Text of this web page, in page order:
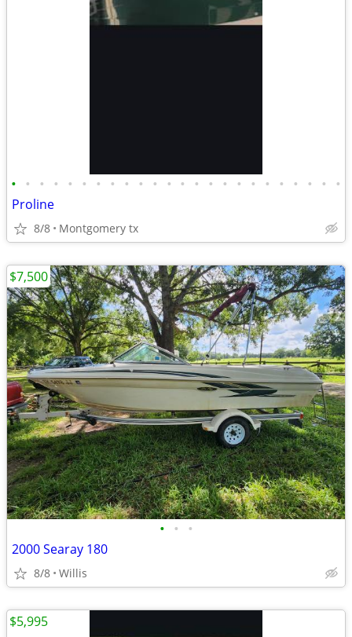
• • • • • • • • • • • • • • • • • • • • • • • •
Proline
8/8 Montgomery tx
• • •
2000 Searay 180
8/8 Willis
$7,500
$5,995